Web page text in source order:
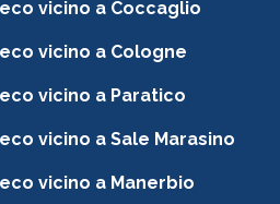
vicino a Coccaglio
vicino a Cologne
vicino a Paratico
vicino a Sale Marasino
vicino a Manerbio